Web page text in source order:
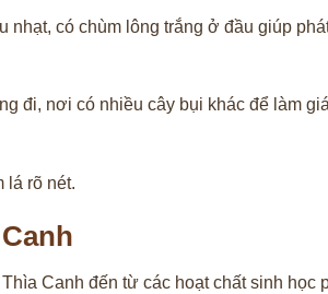
nhạt, có chùm lông trắng ở đầu giúp
đi, nơi có nhiều cây bụi khác để làm
lá rõ nét.
Canh đến từ các hoạt chất sinh học